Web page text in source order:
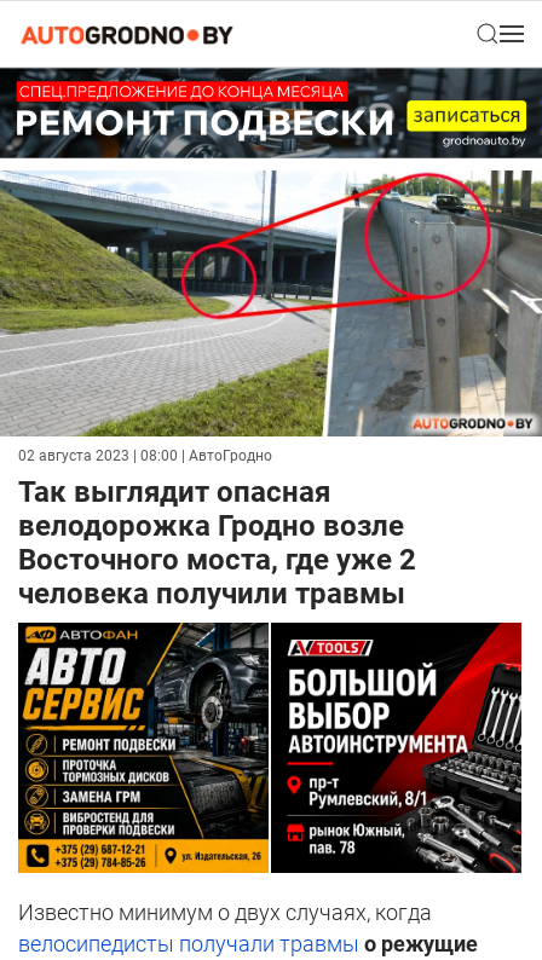
02 августа 2023 | 08:00 | АвтоГродно
Так выглядит опасная
велодорожка Гродно возле
Восточного моста, где уже 2
человека получили травмы
Известно минимум о двух случаях, когда
велосипедисты получали травмы о режущие